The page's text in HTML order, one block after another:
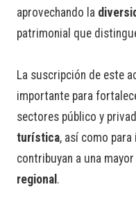
aprovechando la
patrimonial que
La suscripción de este
importante para
sectores público y
turística, así como
contribuyan a una
regional .